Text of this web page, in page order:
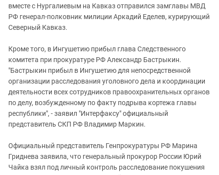
вместе с Нургалиевым на Кавказ отправился замглавы МВД
РФ генерал-полковник милиции Аркадий Еделев, курирующий
Северный Кавказ.
Кроме того, в Ингушетию прибыл глава Следственного
комитета при прокуратуре РФ Александр Бастрыкин.
"Бастрыкин прибыл в Ингушетию для непосредственной
организации расследования уголовного дела и координации
деятельности всех сотрудников правоохранительных органов
по делу, возбужденному по факту подрыва кортежа главы
республики", - заявил "Интерфаксу" официальный
представитель СКП РФ Владимир Маркин.
Официальный представитель Генпрокуратуры РФ Марина
Гриднева заявила, что генеральный прокурор России Юрий
Чайка взял под личный контроль расследование покушения